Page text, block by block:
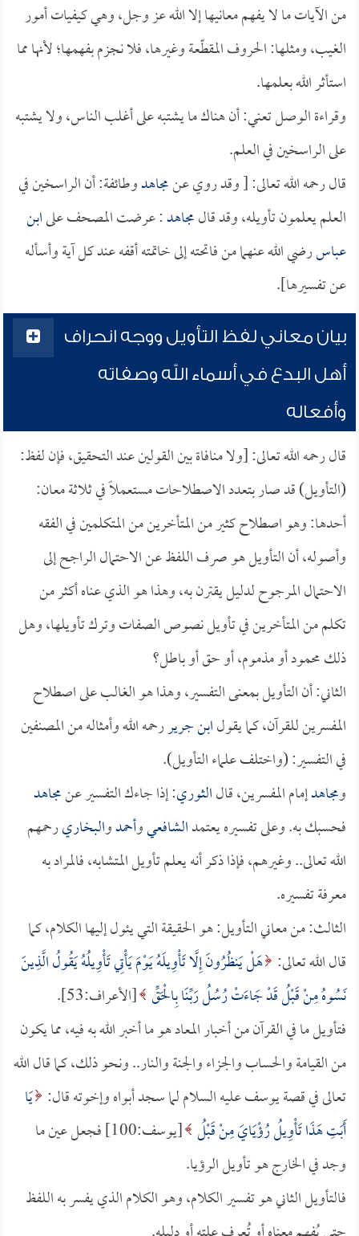
من الآيات ما لا يفهم معانيها إلا الله عز وجل، وهي كيفيات أمور
الغيب، ومثلها: الحروف المقطّعة وغيرها، فلا نجزم بفهمها؛ لأنها مما
استأثر الله بعلمها.
وقراءة الوصل تعني: أن هناك ما يشتبه على أغلب الناس، ولا يشتبه
على الراسخين في العلم.
قال رحمه الله تعالى: [ وقد روي عنمجاهدوطائفة: أن الراسخين في
العلم يعلمون تأويله، وقد قالمجاهد: عرضت المصحف علىابن
عباسرضي الله عنهما من فاتحته إلى خاتمته أقفه عند كل آية وأسأله
عن تفسيرها].
بيان معاني لفظ التأويل ووجه انحراف
أهل البدع في أسماء الله وصفاته
وأفعاله
قال رحمه الله تعالى: [ولا منافاة بين القولين عند التحقيق، فإن لفظ:
(التأويل) قد صار بتعدد الاصطلاحات مستعملاً في ثلاثة معان:
أحدها: وهو اصطلاح كثير من المتأخرين من المتكلمين في الفقه
وأصوله، أن التأويل هو صرف اللفظ عن الاحتمال الراجح إلى
الاحتمال المرجوح لدليل يقترن به، وهذا هو الذي عناه أكثر من
تكلم من المتأخرين في تأويل نصوص الصفات وترك تأويلها، وهل
ذلك محمود أو مذموم، أو حق أو باطل؟
الثاني: أن التأويل بمعنى التفسير، وهذا هو الغالب على اصطلاح
المفسرين للقرآن، كما يقولابن جريررحمه الله وأمثاله من المصنفين
في التفسير: (واختلف علماء التأويل).
ومجاهدإمام المفسرين، قالالثوري: إذا جاءك التفسير عنمجاهد
فحسبك به. وعلى تفسيره يعتمدالشافعيوأحمدوالبخاريرحمهم
الله تعالى.. وغيرهم، فإذا ذكر أنه يعلم تأويل المتشابه، فالمراد به
معرفة تفسيره.
الثالث: من معاني التأويل: هو الحقيقة التي يئول إليها الكلام، كما
قال الله تعالى: هَلْ يَنظُرُونَ إِلَّا تَأْوِيلَهُ يَوْمَ يَأْتِي تَأْوِيلُهُ يَقُولُ الَّذِينَ
نَسُوهُ مِنْ قَبْلُ قَدْ جَاءَتْ رُسُلُ رَبِّنَا بِالْحَقِّ [الأعراف:53].
فتأويل ما في القرآن من أخبار المعاد هو ما أخبر الله به فيه، مما يكون
من القيامة والحساب والجزاء والجنة والنار.. ونحو ذلك، كما قال الله
تعالى في قصة يوسف عليه السلام لما سجد أبواه وإخوته قال: يَا
أَبَتِ هَذَا تَأْوِيلُ رُؤْيَايَ مِنْ قَبْلُ
[يوسف:100] فجعل عين ما
وجد في الخارج هو تأويل الرؤيا.
فالتأويل الثاني هو تفسير الكلام، وهو الكلام الذي يفسر به اللفظ